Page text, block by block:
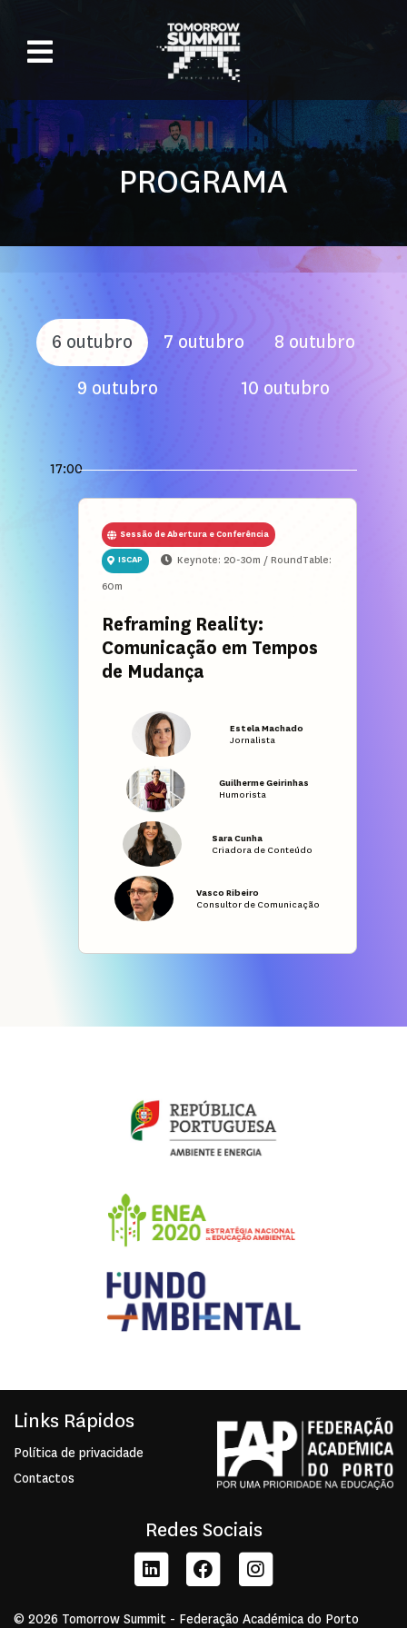
PROGRAMA
6 outubro 7 outubro
8 outubro
9 outubro
10 outubro
17:00
Sessão de Abertura e Conferência
ISCAP
Keynote: 20-30m / RoundTable:
60m
Reframing Reality:
Comunicação em Tempos
de Mudança
Estela Machado
Jornalista
Guilherme Geirinhas
Humorista
Sara Cunha
Criadora de Conteúdo
Vasco Ribeiro
Consultor de Comunicação
Links Rápidos
Política de privacidade
Contactos
Redes Sociais
© 2026 Tomorrow Summit - Federação Académica do Porto